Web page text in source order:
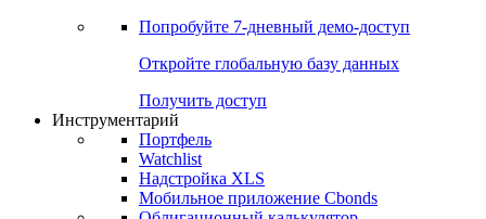
Попробуйте 7-дневный демо-доступ
Откройте глобальную базу данных
Получить доступ
Инструментарий
Портфель
Watchlist
Надстройка XLS
Мобильное приложение Cbonds